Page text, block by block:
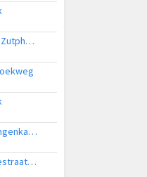
Politiehelikopter naar Vorden, Oude Zutphenseweg
Lifeliner 3 naar Vliegbasis Volkel, Bongenkamp
Lifeliner 3 naar Aalten, Bredevoortsestraatweg